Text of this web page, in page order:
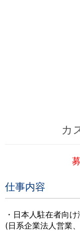
カ
仕事内容
・日本人駐在者向
(日系企業法人営業